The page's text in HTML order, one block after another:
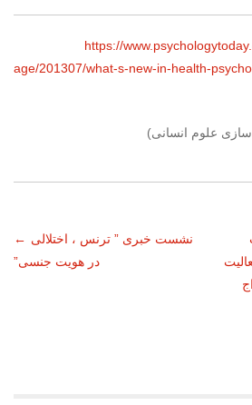
https://
age/201307/what-s-new-in-health-
سازی علوم انسانی)
← نشست خبری ” ترنس ، اختلالی
در هویت جنسی”